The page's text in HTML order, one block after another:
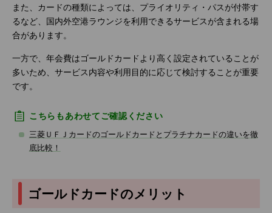
また、カードの種類によっては、プライオリティ・パスが付帯す
るなど、国内外空港ラウンジを利用できるサービスが含まれる場
合があります。
一方で、年会費はゴールドカードより高く設定されていることが
多いため、サービス内容や利用目的に応じて検討することが重要
です。
こちらもあわせてご確認ください
三菱ＵＦＪカードのゴールドカードとプラチナカードの違いを徹
底比較！
ゴールドカードのメリット